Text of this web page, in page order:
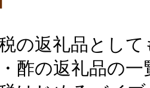
の返礼品とし
酢の返礼品の一